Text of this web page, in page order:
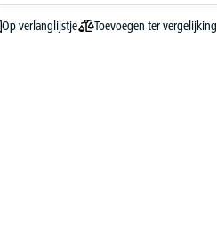
Op verlanglijstje Toevoegen ter vergelijking